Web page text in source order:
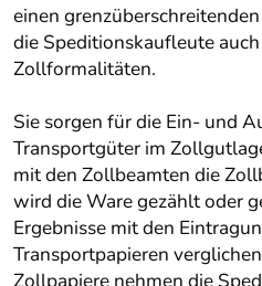
einen
die Speditionskaufleute
Zollformalitäten.
Sie sorgen für die Ein- und
Transportgüter im
mit den Zollbeamten die
wird die Ware gezählt oder
Ergebnisse mit den
Transportpapieren